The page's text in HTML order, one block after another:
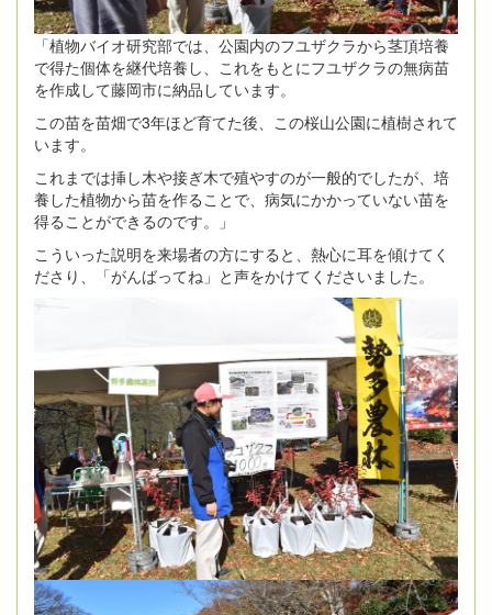
「植物バイオ研究部では、公園内のフユザクラから茎頂培養
で得た個体を継代培養し、これをもとにフユザクラの無病苗
を作成して藤岡市に納品しています。
この苗を苗畑で3年ほど育てた後、この桜山公園に植樹されて
います。
これまでは挿し木や接ぎ木で殖やすのが一般的でしたが、培
養した植物から苗を作ることで、病気にかかっていない苗を
得ることができるのです。」
こういった説明を来場者の方にすると、熱心に耳を傾けてく
ださり、「がんばってね」と声をかけてくださいました。